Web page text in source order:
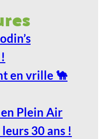
en vrille 🐪
Plein Air
30 ans !